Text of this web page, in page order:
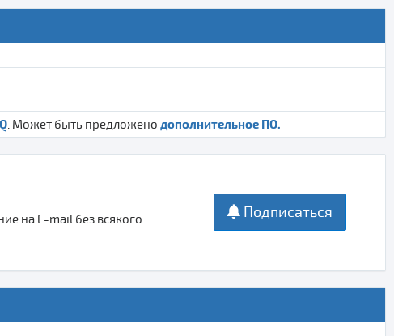
. Может быть предложено дополнительное ПО.
на E-mail без всякого
Подписаться